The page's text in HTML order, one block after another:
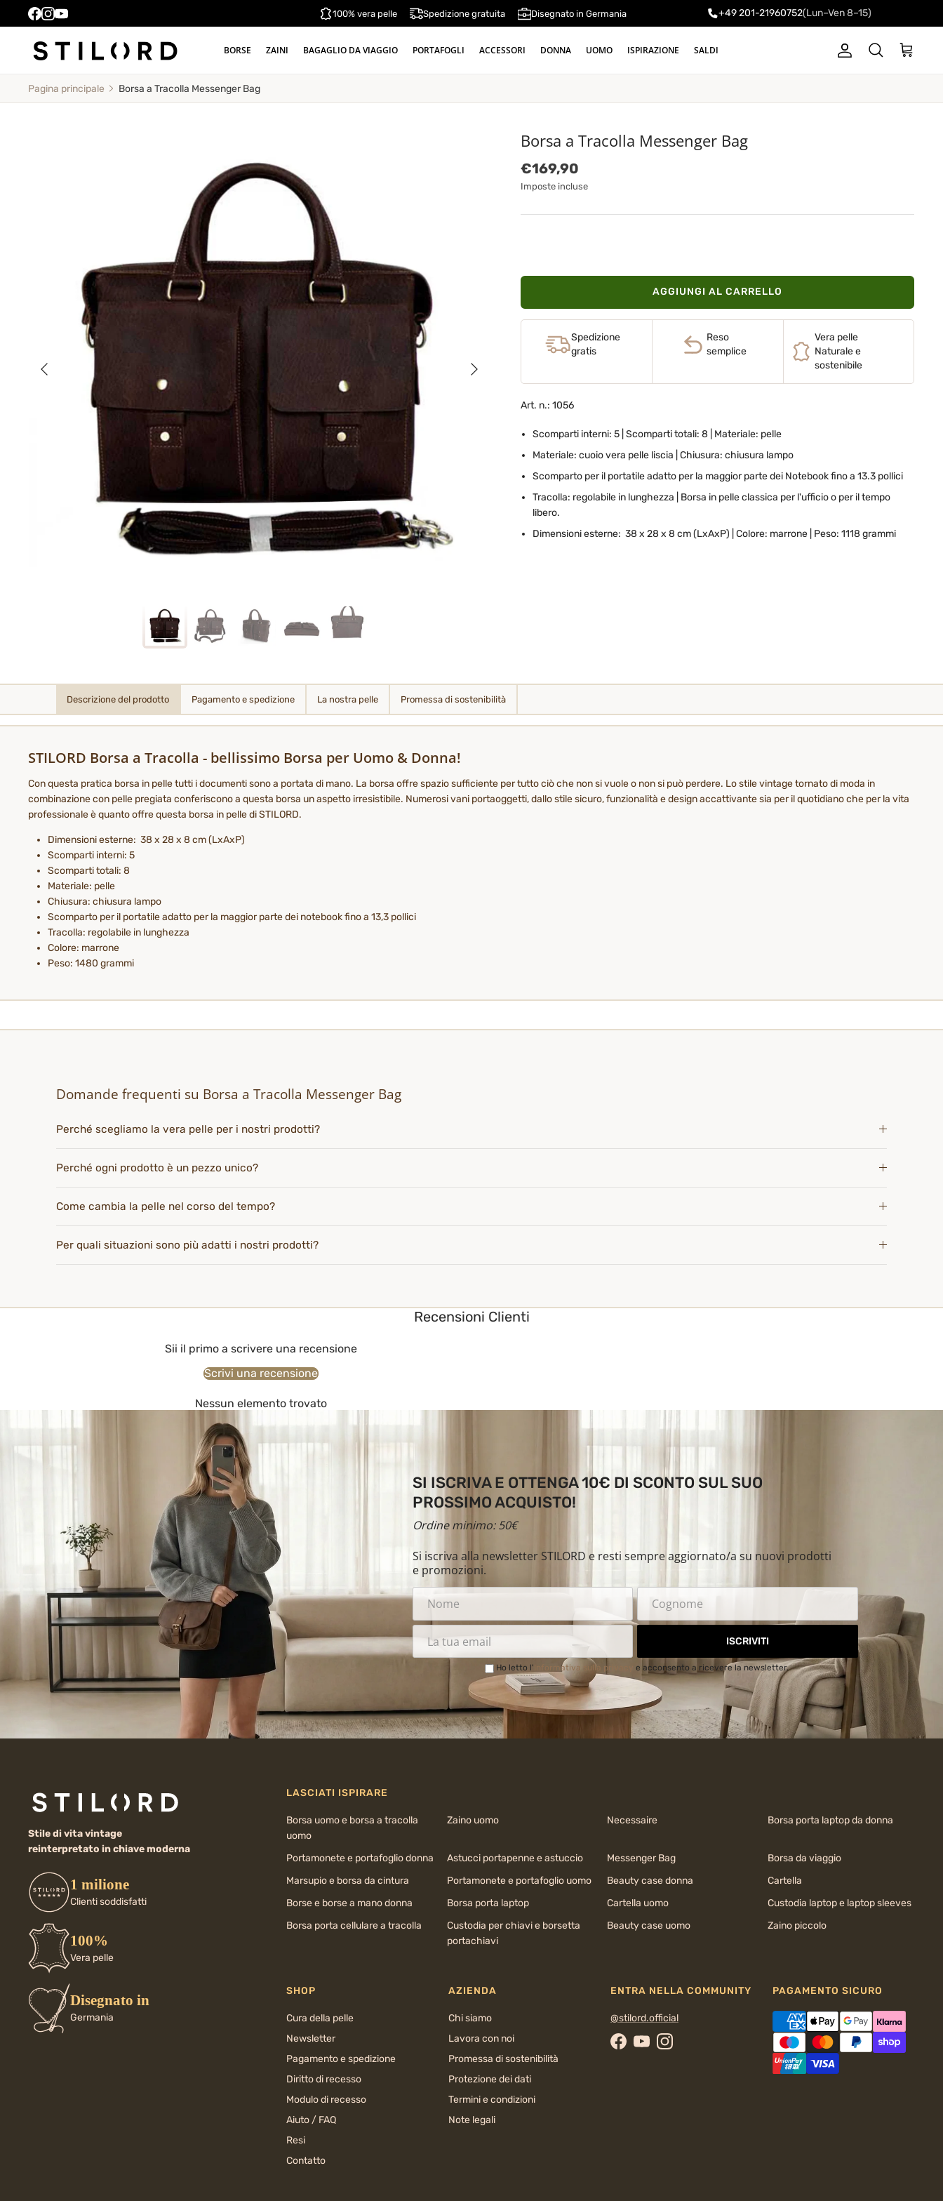
100% vera pelle Spedizione gratuita Disegnato in Germania +49 201-21960752(Lun–Ven 8–15)
BORSE ZAINI BAGAGLIO DA VIAGGIO PORTAFOGLI ACCESSORI DONNA UOMO ISPIRAZIONE SALDI Account
Cerca Carrello
Pagina principale Borsa a Tracolla Messenger Bag
Indietro Avanti
Borsa a Tracolla Messenger Bag
Prezzo normale
€169,90
Imposte incluse
AGGIUNGI AL CARRELLO
Spedizione
gratis
Reso
semplice
Vera pelle
Naturale e
sostenibile
Art. n.: 1056
Scomparti interni: 5 | Scomparti totali: 8 | Materiale: pelle
Materiale: cuoio vera pelle liscia | Chiusura: chiusura lampo
Scomparto per il portatile adatto per la maggior parte dei Notebook fino a 13.3 pollici
Tracolla: regolabile in lunghezza | Borsa in pelle classica per l'ufficio o per il tempo
libero.
Dimensioni esterne: 38 x 28 x 8 cm (LxAxP) | Colore: marrone | Peso: 1118 grammi
Descrizione del prodotto Pagamento e spedizione La nostra pelle Promessa di sostenibilità
STILORD Borsa a Tracolla - bellissimo Borsa per Uomo & Donna!
Con questa pratica borsa in pelle tutti i documenti sono a portata di mano. La borsa offre spazio sufficiente per tutto ciò che non si vuole o non si può perdere. Lo stile vintage tornato di moda in
combinazione con pelle pregiata conferiscono a questa borsa un aspetto irresistibile. Numerosi vani portaoggetti, dallo stile sicuro, funzionalità e design accattivante sia per il quotidiano che per la vita
professionale è quanto offre questa borsa in pelle di STILORD.
Dimensioni esterne: 38 x 28 x 8 cm (LxAxP)
Scomparti interni: 5
Scomparti totali: 8
Materiale: pelle
Chiusura: chiusura lampo
Scomparto per il portatile adatto per la maggior parte dei notebook fino a 13,3 pollici
Tracolla: regolabile in lunghezza
Colore: marrone
Peso: 1480 grammi
Domande frequenti su Borsa a Tracolla Messenger Bag
Perché scegliamo la vera pelle per i nostri prodotti?
Perché ogni prodotto è un pezzo unico?
Come cambia la pelle nel corso del tempo?
Per quali situazioni sono più adatti i nostri prodotti?
Recensioni Clienti
Sii il primo a scrivere una recensione
Scrivi una recensione
Nessun elemento trovato
SI ISCRIVA E OTTENGA 10€ DI SCONTO SUL SUO
PROSSIMO ACQUISTO!
Ordine minimo: 50€
Si iscriva alla newsletter STILORD e resti sempre aggiornato/a su nuovi prodotti
e promozioni.
ISCRIVITI
Ho letto l' Informativa sulla privacy e acconsento a ricevere la newsletter.
Stile di vita vintage
reinterpretato in chiave moderna
1 milione
Clienti soddisfatti
100%
Vera pelle
Disegnato in
Germania
LASCIATI ISPIRARE
Borsa uomo e borsa a tracolla
uomo
Zaino uomo Necessaire Borsa porta laptop da donna
Portamonete e portafoglio donna Astucci portapenne e astuccio Messenger Bag
Borsa da viaggio
Marsupio e borsa da cintura
Portamonete e portafoglio uomo Beauty case donna
Cartella
Borse e borse a mano donna
Borsa porta laptop Cartella uomo
Custodia laptop e laptop sleeves
Borsa porta cellulare a tracolla
Custodia per chiavi e borsetta
portachiavi
Beauty case uomo Zaino piccolo
SHOP
Cura della pelle
Newsletter
Pagamento e spedizione
Diritto di recesso
Modulo di recesso
Aiuto / FAQ
Resi
Contatto
AZIENDA
Chi siamo
Lavora con noi
Promessa di sostenibilità
Protezione dei dati
Termini e condizioni
Note legali
ENTRA NELLA COMMUNITY
@stilord.official
Facebook
YouTubeInstagram
PAGAMENTO SICURO